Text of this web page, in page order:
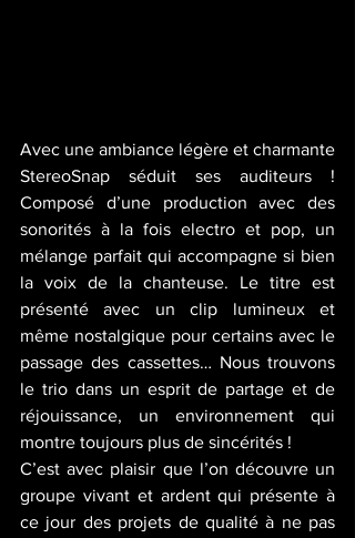
Avec une ambiance légère et charmante
StereoSnap séduit ses auditeurs !
Composé d’une production avec des
sonorités à la fois electro et pop, un
mélange parfait qui accompagne si bien
la voix de la chanteuse. Le titre est
présenté avec un clip lumineux et
même nostalgique pour certains avec le
passage des cassettes… Nous trouvons
le trio dans un esprit de partage et de
réjouissance, un environnement qui
montre toujours plus de sincérités !
C’est avec plaisir que l’on découvre un
groupe vivant et ardent qui présente à
ce jour des projets de qualité à ne pas